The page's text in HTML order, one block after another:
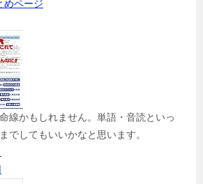
めページ
線かもしれません。単語・音読といっ
でしてもいいかなと思います。